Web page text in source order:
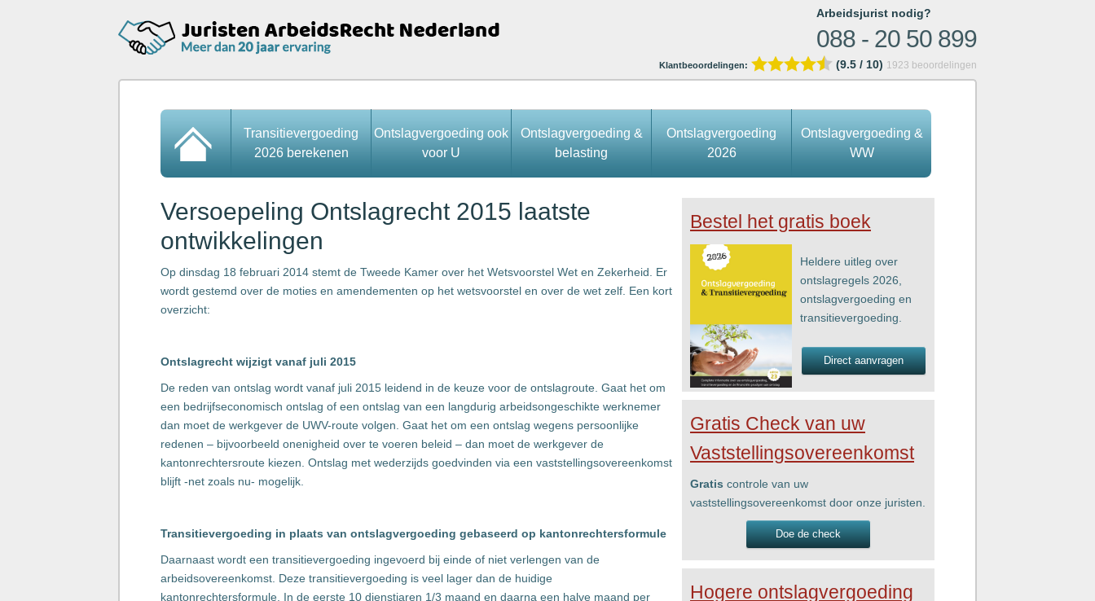
Arbeidsjurist nodig?
088 - 20 50 899
Klantbeoordelingen: (9.5 / 10) 1923 beoordelingen
Transitievergoeding
2026 berekenen
Ontslagvergoeding ook
voor U
Ontslagvergoeding &
belasting
Ontslagvergoeding
2026
Ontslagvergoeding &
WW
Versoepeling Ontslagrecht 2015 laatste
ontwikkelingen
Op dinsdag 18 februari 2014 stemt de Tweede Kamer over het Wetsvoorstel Wet en Zekerheid. Er
wordt gestemd over de moties en amendementen op het wetsvoorstel en over de wet zelf. Een kort
overzicht:
Ontslagrecht wijzigt vanaf juli 2015
De reden van ontslag wordt vanaf juli 2015 leidend in de keuze voor de ontslagroute. Gaat het om
een bedrijfseconomisch ontslag of een ontslag van een langdurig arbeidsongeschikte werknemer
dan moet de werkgever de UWV-route volgen. Gaat het om een ontslag wegens persoonlijke
redenen – bijvoorbeeld onenigheid over te voeren beleid – dan moet de werkgever de
kantonrechtersroute kiezen. Ontslag met wederzijds goedvinden via een vaststellingsovereenkomst
blijft -net zoals nu- mogelijk.
Transitievergoeding in plaats van ontslagvergoeding gebaseerd op kantonrechtersformule
Daarnaast wordt een transitievergoeding ingevoerd bij einde of niet verlengen van de
arbeidsovereenkomst. Deze transitievergoeding is veel lager dan de huidige
kantonrechtersformule. In de eerste 10 dienstjaren 1/3 maand en daarna een halve maand per
Bestel het gratis boek
Heldere uitleg over
ontslagregels 2026,
ontslagvergoeding en
transitievergoeding.
Direct aanvragen
Gratis Check van uw
Vaststellingsovereenkomst
Gratis controle van uw
vaststellingsovereenkomst door onze juristen.
Doe de check
Hogere ontslagvergoeding